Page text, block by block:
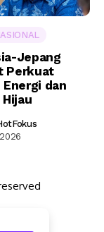
Jepang
Perkuat
dan